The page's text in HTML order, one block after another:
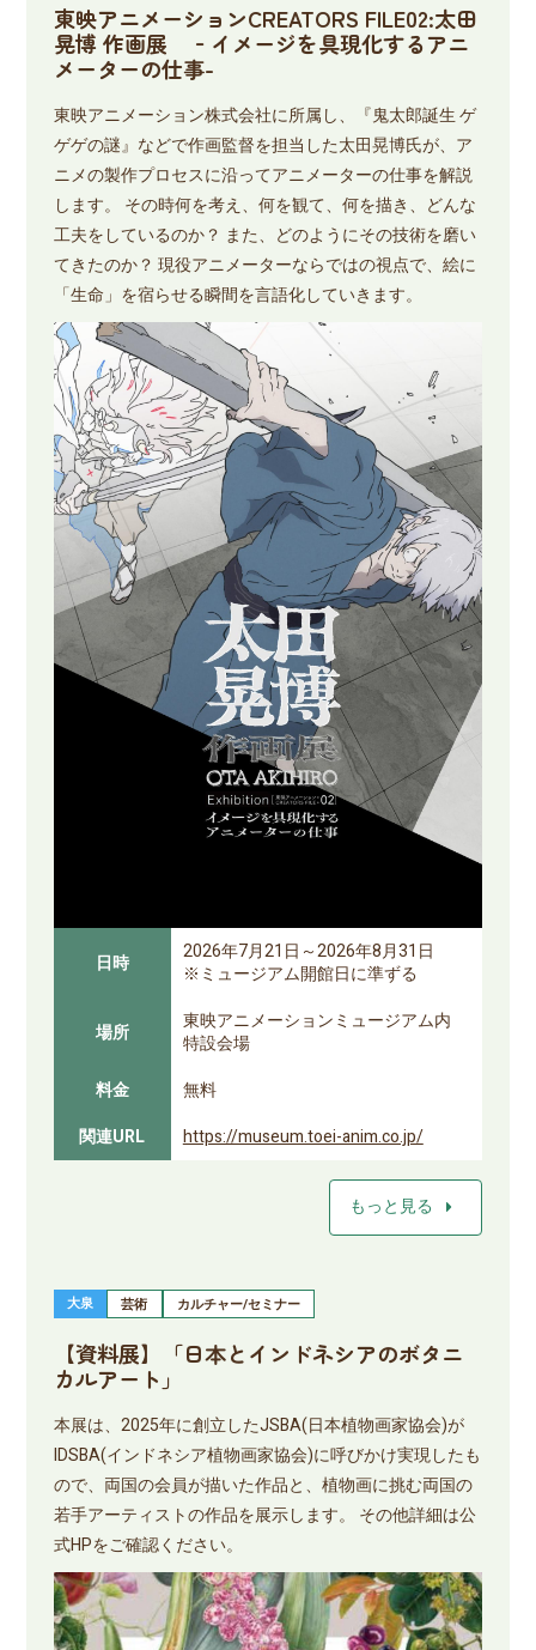
東映アニメーションCREATORS FILE02:太田
晃博 作画展 ‐イメージを具現化するアニ
メーターの仕事-
東映アニメーション株式会社に所属し、『鬼太郎誕生 ゲ
ゲゲの謎』などで作画監督を担当した太田晃博氏が、ア
ニメの製作プロセスに沿ってアニメーターの仕事を解説
します。 その時何を考え、何を観て、何を描き、どんな
工夫をしているのか？ また、どのようにその技術を磨い
てきたのか？ 現役アニメーターならではの視点で、絵に
「生命」を宿らせる瞬間を言語化していきます。
日時
2026年7月21日～2026年8月31日
※ミュージアム開館日に準ずる
場所
東映アニメーションミュージアム内
特設会場
料金
無料
関連URL
https://museum.toei-anim.co.jp/
もっと見る arrow_right
大泉 芸術 カルチャー/セミナー
【資料展】「日本とインドネシアのボタニ
カルアート」
本展は、2025年に創立したJSBA(日本植物画家協会)が
IDSBA(インドネシア植物画家協会)に呼びかけ実現したも
ので、両国の会員が描いた作品と、植物画に挑む両国の
若手アーティストの作品を展示します。 その他詳細は公
式HPをご確認ください。